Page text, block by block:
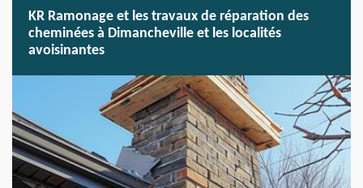
KR Ramonage et les travaux de réparation des
cheminées à Dimancheville et les localités
avoisinantes